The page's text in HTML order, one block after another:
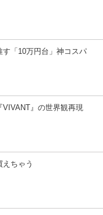
す「10万円台」神コスパ
VIVANT』の世界観再現
ちゃう